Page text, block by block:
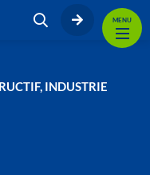
MENU
INDUSTRIE